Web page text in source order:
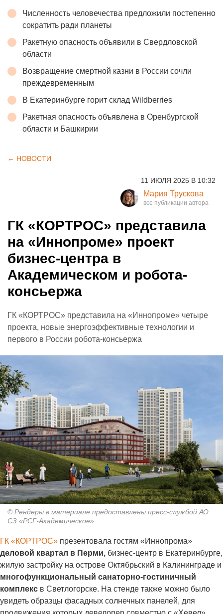
Численность человечества предложили постепенно
сократить ради планеты
Ракетную опасность объявили в Свердловской
области
Возвращение смертной казни в России сочли
преждевременным
В Екатеринбурге горит склад Wildberries
Ракетная опасность объявлена в Оренбургской
области и Башкирии
← НОВОСТИ
11 ИЮЛЯ 2025 В 10:32
Мария Трускова
ГК «КОРТРОС» представила
на «Иннопроме» проект
бизнес-центра в
Академическом и робота-
консьержа
ГК «КОРТРОС» представила на «Иннопроме» четыре
проекта, новые энергоэффективные технологии и
первого в России робота-консьержа
© Рендеры в материале предоставлены пресс-службой АО
СЗ «РСГ-Академическое»
ГК «КОРТРОС» презентовала гостям «Иннопрома»
деловой квартал в Перми, бизнес-центр в Екатеринбурге,
жилую застройку на острове Октябрьский в Калининграде и
многофункциональный санаторно-гостиничный
комплекс в Светлогорске. На стенде также можно было
увидеть образцы фасадных солнечных панелей, для